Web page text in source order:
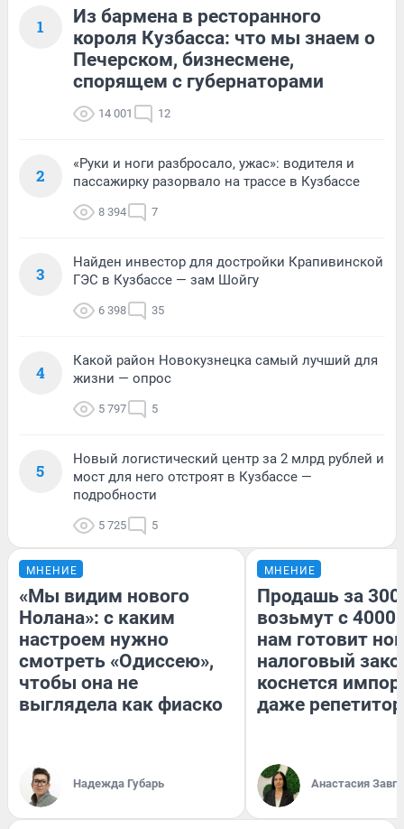
1
Из бармена в ресторанного
короля Кузбасса: что мы знаем о
Печерском, бизнесмене,
спорящем с губернаторами
14 001 12
2
«Руки и ноги разбросало, ужас»: водителя и
пассажирку разорвало на трассе в Кузбассе
8 394 7
3
Найден инвестор для достройки Крапивинской
ГЭС в Кузбассе — зам Шойгу
6 398 35
4
Какой район Новокузнецка самый лучший для
жизни — опрос
5 797 5
5
Новый логистический центр за 2 млрд рублей и
мост для него отстроят в Кузбассе —
подробности
5 725 5
МНЕНИЕ
«Мы видим нового
Нолана»: с каким
настроем нужно
смотреть «Одиссею»,
чтобы она не
выглядела как фиаско
Надежда Губарь
МНЕНИЕ
Продашь за
возьмут с
нам готовит
налоговый
коснется
даже
Анастасия